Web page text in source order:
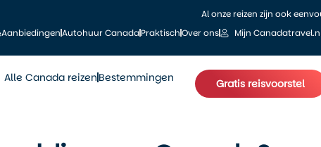
Al onze reizen zijn ook
AanbiedingenAutohuur CanadaPraktischOver ons Mijn
Alle Canada reizen Bestemmingen Gratis reisvoorstel